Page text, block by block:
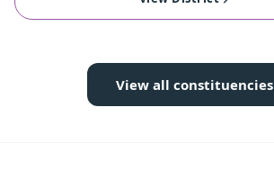
View all constituencies